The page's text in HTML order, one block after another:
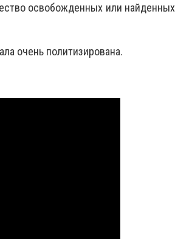
освобожденных или найденных
очень политизирована.